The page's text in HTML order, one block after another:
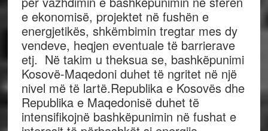
e ekonomisë, projektet në fushën e
energjetikës, shkëmbimin tregtar mes dy
vendeve, heqjen eventuale të barrierave
etj. Në takim u theksua se, bashkëpunimi
Kosovë-Maqedoni duhet të ngritet në një
nivel më të lartë.Republika e Kosovës dhe
Republika e Maqedonisë duhet të
intensifikojnë bashkëpunimin në fushat e